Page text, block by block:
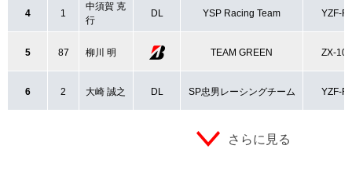
4 1
中須賀 克
行
DL YSP Racing Team YZF-
5 87 柳川 明 TEAM GREEN ZX-
6 2 大崎 誠之 DL SP忠男レーシングチーム YZF-
さらに見る